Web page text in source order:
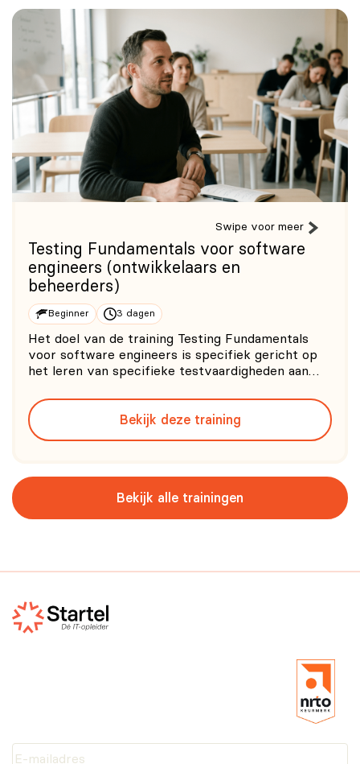
controles.
Swipe voor meer
Testing Fundamentals voor software
engineers (ontwikkelaars en
beheerders)
Beginner 3 dagen
Het doel van de training Testing Fundamentals
voor software engineers is specifiek gericht op
het leren van specifieke testvaardigheden aan
geschikt voor zowel junior-, medior- en senior-
ervaren mensen. De Testing Fundamentals
training is bedoeld voor
Bekijk deze training
Bekijk alle trainingen